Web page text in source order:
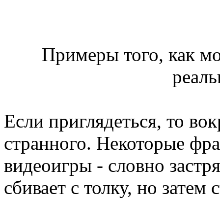
Примеры того, как
Если приглядеться, то
странного. Некоторые
видеоигры - словно
сбивает с толку, но